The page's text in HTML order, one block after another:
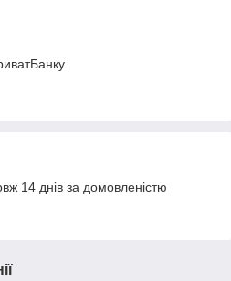
14 днів за домовленістю